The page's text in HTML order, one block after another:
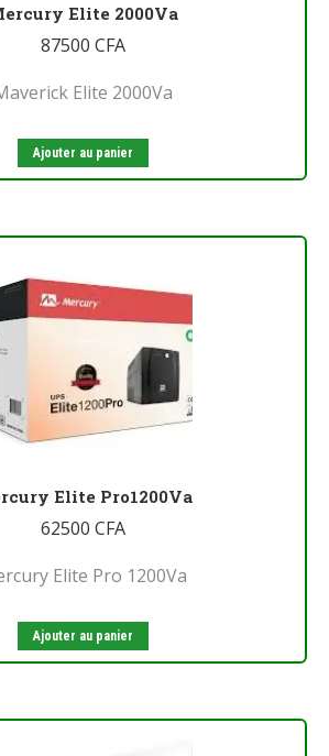
Elite 2000Va
87500 CFA
Elite 2000Va
Ajouter au panier
Elite Pro1200Va
62500 CFA
Elite Pro 1200Va
Ajouter au panier